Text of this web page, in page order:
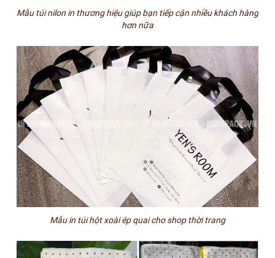
Mẫu túi nilon in thương hiệu giúp bạn tiếp cận nhiều khách hàng
hơn nữa
Mẫu in túi hột xoài ép quai cho shop thời trang